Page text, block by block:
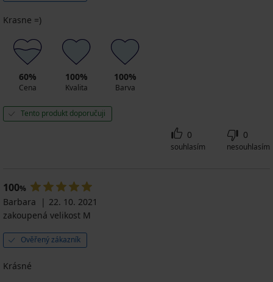
Krasne =)
60%
Cena
100%
Kvalita
100%
Barva
Tento produkt doporučuji
0
souhlasím
0
nesouhlasím
100%
Barbara
22. 10. 2021
zakoupená velikost M
Ověřený zákazník
Krásné